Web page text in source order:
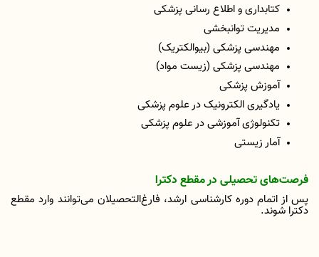
کتابداری و اطلاع رسانی پزشکی
مدیریت توانبخشی
مهندسی پزشکی (بیوالکتریک)
مهندسی پزشکی (زیست مواد)
آموزش پزشکی
یادگیری الکترونیک در علوم پزشکی
تکنولوژی آموزشی در علوم پزشکی
آمار زیستی
فرصت‌های تحصیلی در مقطع دکترا
پس از اتمام دوره کارشناسی ارشد، فارغ‌التحصیلان می‌توانند وارد مقطع
دکترا شوند.